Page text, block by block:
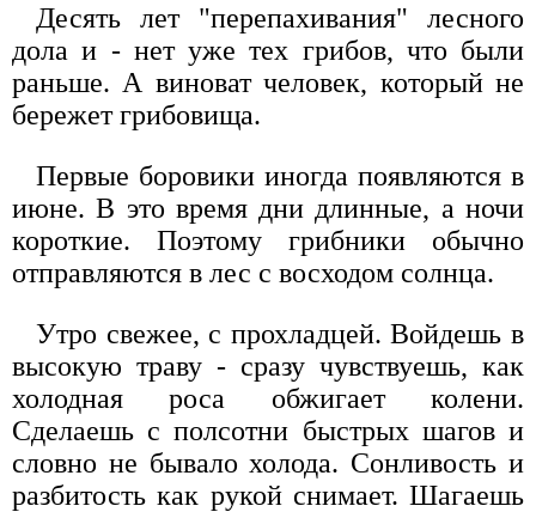
Десять лет "перепахивания" лесного
дола и - нет уже тех грибов, что были
раньше. А виноват человек, который не
бережет грибовища.
Первые боровики иногда появляются в
июне. В это время дни длинные, а ночи
короткие. Поэтому грибники обычно
отправляются в лес с восходом солнца.
Утро свежее, с прохладцей. Войдешь в
высокую траву - сразу чувствуешь, как
холодная роса обжигает колени.
Сделаешь с полсотни быстрых шагов и
словно не бывало холода. Сонливость и
разбитость как рукой снимает. Шагаешь